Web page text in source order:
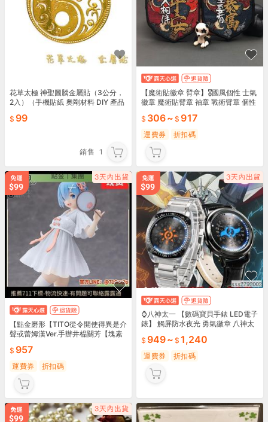
花草太極 神聖圖騰金屬貼（3公分，
2入）（手機貼紙 奧剛材料 DIY 產品
99
銷售 1
【魔術貼徽章 臂章】🎖國風個性 士氣
徽章 魔術貼臂章 袖章 戰術臂章 個性
流必備✨
306~ 917
運費券 折扣碼
【點金磨形【TITO從令開使得異是介
聲或蕾姆漢Ver.手辦井榀關芳【塊素
957
運費券 折扣碼
⌚八神太一 【數碼寶貝手錶 LED電子
錶】 觸屏防水夜光 勇氣徽章 八神太
防水夜光錶 勇氣徽章錶
949~ 1,240
運費券 折扣碼